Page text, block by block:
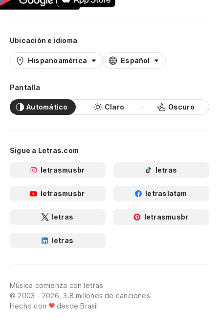
Ubicación e idioma
Hispanoamérica Español
Pantalla
Automático Claro Oscuro
Sigue a Letras.com
letrasmusbr letras
letrasmusbr letraslatam
letras letrasmusbr
letras
Música comienza con letras
© 2003 - 2026, 3.8 millones de canciones
Hecho con
desde Brasil